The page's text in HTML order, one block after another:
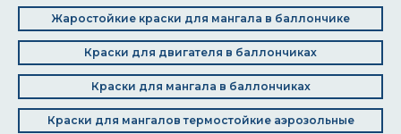
Жаростойкие краски для мангала в баллончике
Краски для двигателя в баллончиках
Краски для мангала в баллончиках
Краски для мангалов термостойкие аэрозольные